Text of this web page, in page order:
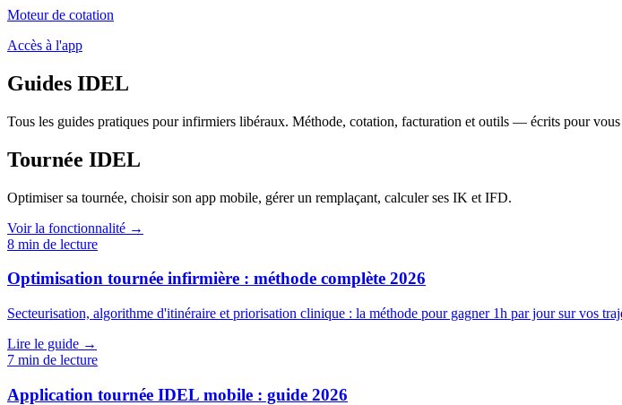
Moteur de cotation
Accès à l'app
Guides IDEL
Tous les guides pratiques pour infirmiers libéraux. Méthode, cotation, facturation et outils — écrits pour
Tournée IDEL
Optimiser sa tournée, choisir son app mobile, gérer un remplaçant, calculer ses IK et IFD.
Voir la fonctionnalité →
8 min de lecture
Optimisation tournée infirmière : méthode complète 2026
Secteurisation, algorithme d'itinéraire et priorisation clinique : la méthode pour gagner 1h par jour sur vos
Lire le guide →
7 min de lecture
Application tournée IDEL mobile : guide 2026